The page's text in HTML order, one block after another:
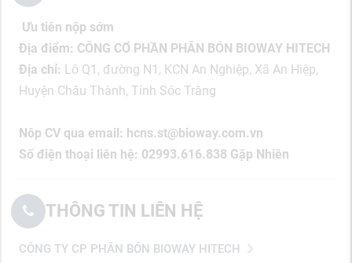
Ưu tiên nộp sớm
Địa điểm: CÔNG CỔ PHẦN PHÂN BÓN BIOWAY HITECH
Địa chỉ: Lô Q1, đường N1, KCN An Nghiệp, Xã An Hiệp,
Huyện Châu Thành, Tỉnh Sóc Trăng
Nôp CV qua email: hcns.st@bioway.com.vn
Số điện thoại liên hệ: 02993.616.838 Gặp Nhiên
THÔNG TIN LIÊN HỆ
CÔNG TY CP PHÂN BÓN BIOWAY HITECH